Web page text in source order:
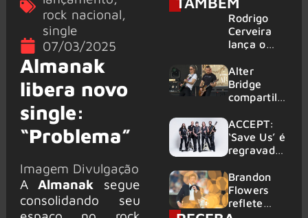
rock nacional,
single
07/03/2025
Almanak
libera novo
single:
“Problema”
Imagem Divulgação
AAlmanak segue
consolidando seu
Rodrigo
Cerveira
lança o
Searcher”
Alter
Bridge
compartilh
vivo de
“Fortress”
gravada
am Ring
2026
ACCEPT:
‘Save Us’ é
regravada
membros
do GHOST
e KORN
Brandon
Flowers
reflete